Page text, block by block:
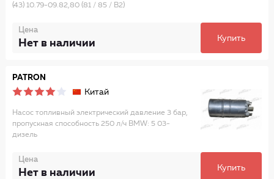
(43) 10.79-09.82,80 (81 / 85 / B2)
Цена
Нет в наличии Купить
PATRON
Китай
Насос топливный электрический давление 3 бар,
пропускная способность 250 л/ч BMW: 5 03-
дизель
Цена
Нет в наличии Купить